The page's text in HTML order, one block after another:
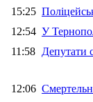
15:25
12:54 У
11:58 Депутати
12:06